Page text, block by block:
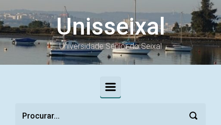
Skip to main content
Unisseixal
Universidade Sénior do Seixal